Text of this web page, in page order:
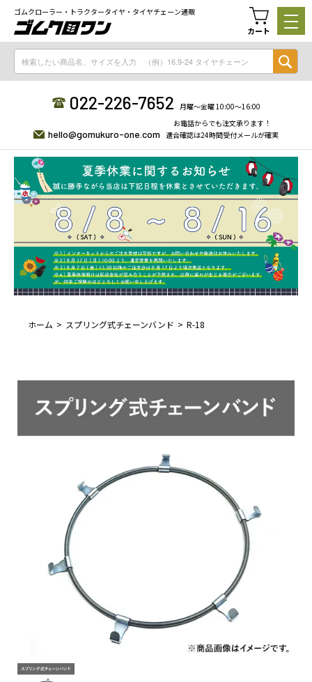
ゴムクローラー・トラクタータイヤ・タイヤチェーン通販
カート
022-226-7652 月曜〜金曜 10:00〜16:00
hello@gomukuro-one.com
お電話からでも注文承ります！
適合確認は24時間受付メールが確実
ホーム スプリング式チェーンバンド R-18